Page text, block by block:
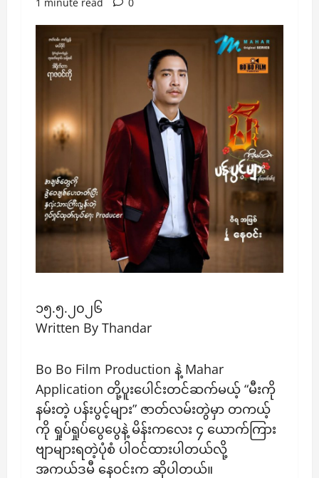
၁၅.၅.၂၀၂၆
Written By Thandar
Bo Bo Film Production နဲ့ Mahar
Application တို့ပူးပေါင်းတင်ဆက်မယ့် “မီးကို
နမ်းတဲ့ ပန်းပွင့်များ” ဇာတ်လမ်းတွဲမှာ တကယ့်
ကို ရှုပ်ရှုပ်ပွေပွေနဲ့ မိန်းကလေး ၄ ယောက်ကြား
ဗျာများရတဲ့ပုံစံ ပါဝင်ထားပါတယ်လို့
အကယ်ဒမီ နေဝင်းက ဆိုပါတယ်။